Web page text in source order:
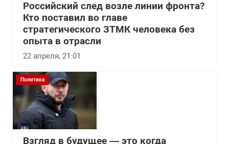
Российский след возле линии фронта?
Кто поставил во главе
стратегического ЗТМК человека без
опыта в отрасли
22 апреля, 21:01
Политика
Взгляд в будущее — это когда